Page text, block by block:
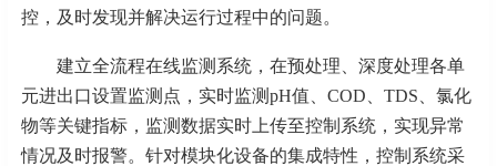
控，及时发现并解决运行过程中的问题。
建立全流程在线监测系统，在预处理、深度处理各单
元进出口设置监测点，实时监测pH值、COD、TDS、氯化
物等关键指标，监测数据实时上传至控制系统，实现异常
情况及时报警。针对模块化设备的集成特性，控制系统采